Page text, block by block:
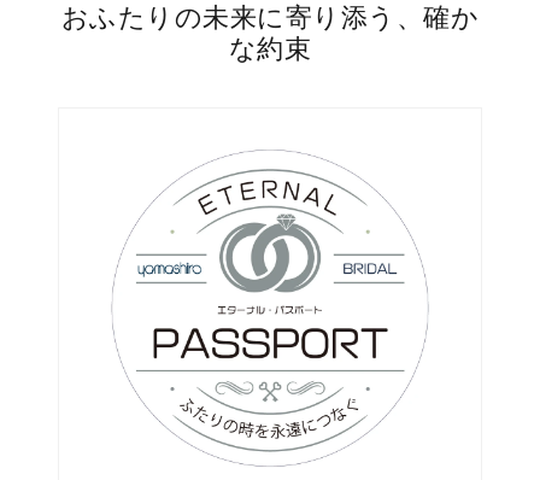
おふたりの未来に寄り添う、確か
な約束